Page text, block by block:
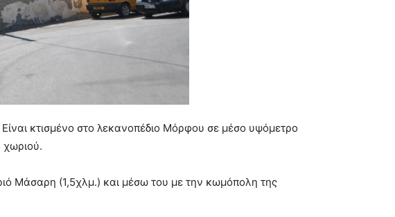
κτισμένο στο λεκανοπέδιο Μόρφου σε μέσο υψόμετρο
χωριού.
Μάσαρη (1,5χλμ.) και μέσω του με την κωμόπολη της